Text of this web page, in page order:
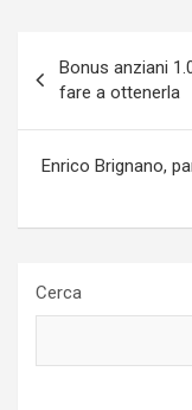
articoli
Bonus anziani
fare a ottenerla
Enrico Brignano,
Cerca